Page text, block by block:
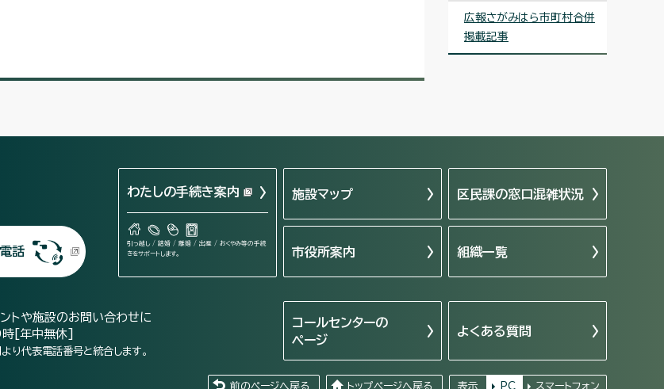
広報さがみはら市町村合併
掲載記事
話
わたしの手続き案内
引っ越し / 結婚 / 離婚 / 出産 / おくやみ等の手続
きをサポートします。
施設マップ 区民課の窓口混雑状況
市役所案内 組織一覧
トや施設のお問い合わせに
[年中無休]
代表電話番号と統合します。
コールセンターの
ページ
よくある質問
前のページへ戻る トップページへ戻る 表示 PC スマートフォン